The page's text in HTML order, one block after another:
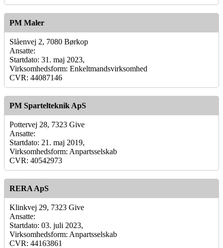
PM Maler
Slåenvej 2, 7080 Børkop
Ansatte:
Startdato: 31. maj 2023,
Virksomhedsform: Enkeltmandsvirksomhed
CVR: 44087146
PM Spartelteknik ApS
Pottervej 28, 7323 Give
Ansatte:
Startdato: 21. maj 2019,
Virksomhedsform: Anpartsselskab
CVR: 40542973
RERA ApS
Klinkvej 29, 7323 Give
Ansatte:
Startdato: 03. juli 2023,
Virksomhedsform: Anpartsselskab
CVR: 44163861